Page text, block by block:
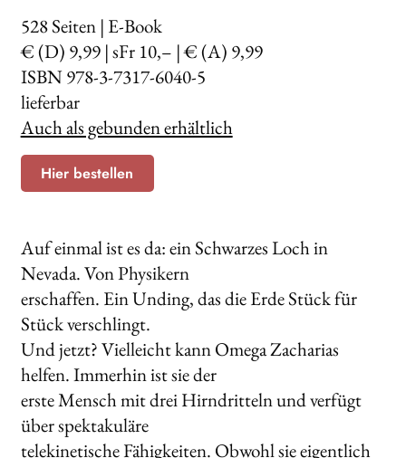
528Seiten | E-Book
€ (D) 9,99 | sFr 10,– | € (A) 9,99
ISBN 978-3-7317-6040-5
lieferbar
Auch als gebunden erhältlich
Hier bestellen
Auf einmal ist es da: ein Schwarzes Loch in
Nevada. Von Physikern
erschaffen. Ein Unding, das die Erde Stück für
Stück verschlingt.
Und jetzt? Vielleicht kann Omega Zacharias
helfen. Immerhin ist sie der
erste Mensch mit drei Hirndritteln und verfügt
über spektakuläre
telekinetische Fähigkeiten. Obwohl sie eigentlich